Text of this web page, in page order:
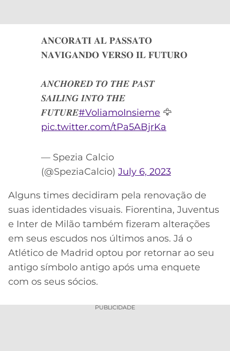
𝐀𝐍𝐂𝐎𝐑𝐀𝐓𝐈 𝐀𝐋 𝐏𝐀𝐒𝐒𝐀𝐓𝐎
𝐍𝐀𝐕𝐈𝐆𝐀𝐍𝐃𝐎 𝐕𝐄𝐑𝐒𝐎 𝐈𝐋 𝐅𝐔𝐓𝐔𝐑𝐎
𝑨𝑵𝑪𝑯𝑶𝑹𝑬𝑫 𝑻𝑶 𝑻𝑯𝑬 𝑷𝑨𝑺𝑻
𝑺𝑨𝑰𝑳𝑰𝑵𝑮 𝑰𝑵𝑻𝑶 𝑻𝑯𝑬
𝑭𝑼𝑻𝑼𝑹𝑬#VoliamoInsieme 🦅
pic.twitter.com/tPa5ABjrKa
— Spezia Calcio
(@SpeziaCalcio) July 6, 2023
Alguns times decidiram pela renovação de
suas identidades visuais. Fiorentina, Juventus
e Inter de Milão também fizeram alterações
em seus escudos nos últimos anos. Já o
Atlético de Madrid optou por retornar ao seu
antigo símbolo antigo após uma enquete
com os seus sócios.
PUBLICIDADE